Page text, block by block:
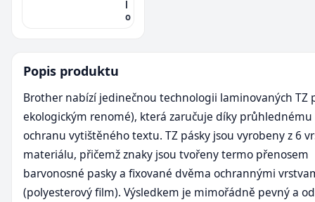
l
o
Popis produktu
Brother nabízí jedinečnou technologii laminovaných TZ
ekologickým renomé), která zaručuje díky
ochranu vytištěného textu. TZ pásky jsou vyrobeny z 6
materiálu, přičemž znaky jsou tvořeny termo přenosem
barvonosné pasky a fixované dvěma ochrannými
(polyesterový film). Výsledkem je mimořádně pevný a